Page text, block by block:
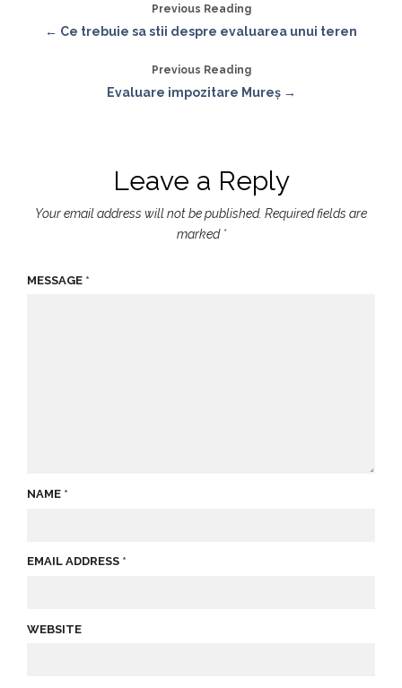
o
Previous Reading
← Ce trebuie sa stii despre evaluarea unui teren
Previous Reading
Evaluare impozitare Mureș →
Leave a Reply
Your email address will not be published. Required fields are
marked *
MESSAGE *
NAME *
EMAIL ADDRESS *
WEBSITE